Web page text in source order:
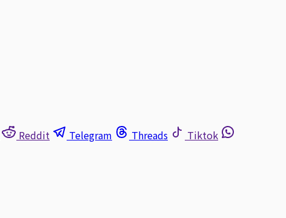
Reddit Telegram Threads
Tiktok